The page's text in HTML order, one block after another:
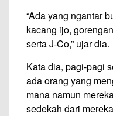
“Ada yang ngantar
kacang ijo,
serta J-Co,” ujar dia.
Kata dia, pagi-pagi
ada orang yang
mana namun
sedekah dari